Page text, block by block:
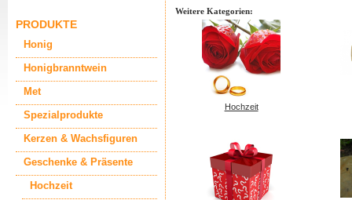
PRODUKTE
Honig
Honigbranntwein
Met
Spezialprodukte
Kerzen & Wachsfiguren
Geschenke & Präsente
Hochzeit
Weitere Kategorien:
Hochzeit